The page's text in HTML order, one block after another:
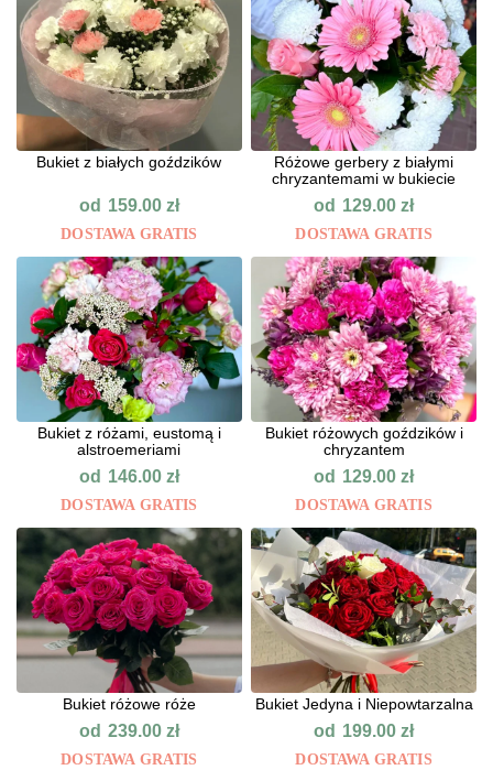
Bukiet z białych goździków
od 159.00 zł
DOSTAWA GRATIS
Różowe gerbery z białymi
chryzantemami w bukiecie
od 129.00zł
DOSTAWA GRATIS
Bukiet z różami, eustomą i
alstroemeriami
od 146.00 zł
DOSTAWA GRATIS
Bukiet różowych goździków i
chryzantem
od 129.00zł
DOSTAWA GRATIS
Bukiet różowe róże
od 239.00 zł
DOSTAWA GRATIS
Bukiet Jedyna i Niepowtarzalna
od 199.00zł
DOSTAWA GRATIS